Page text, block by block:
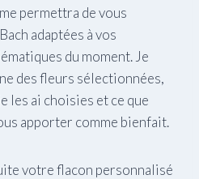
permettra de vous
adaptées à vos
du moment. Je
des fleurs sélectionnées,
les ai choisies et ce que
apporter comme bienfait.
votre flacon personnalisé